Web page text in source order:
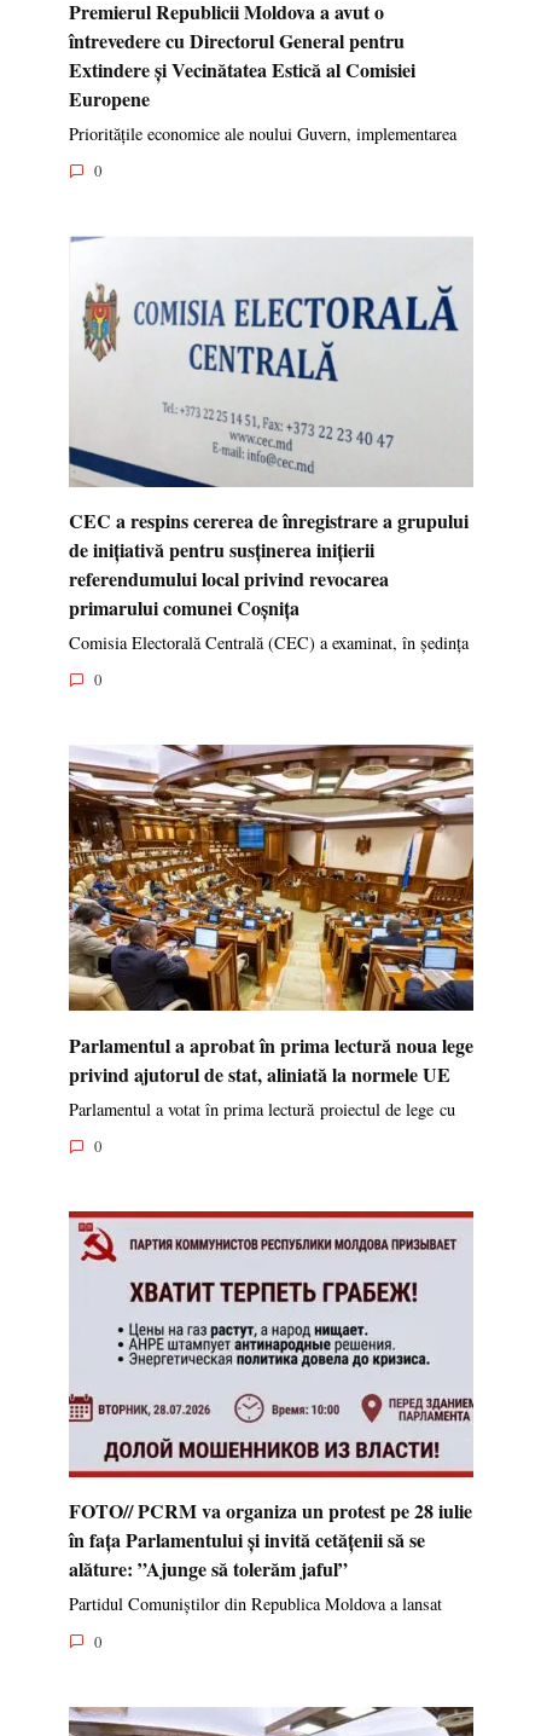
Premierul Republicii Moldova a avut o
întrevedere cu Directorul General pentru
Extindere și Vecinătatea Estică al Comisiei
Europene
Prioritățile economice ale noului Guvern, implementarea
0
CEC a respins cererea de înregistrare a grupului
de inițiativă pentru susținerea inițierii
referendumului local privind revocarea
primarului comunei Coșnița
Comisia Electorală Centrală (CEC) a examinat, în ședința
0
Parlamentul a aprobat în prima lectură noua lege
privind ajutorul de stat, aliniată la normele UE
Parlamentul a votat în prima lectură proiectul de lege cu
0
FOTO// PCRM va organiza un protest pe 28 iulie
în fața Parlamentului și invită cetățenii să se
alăture: ”Ajunge să tolerăm jaful”
Partidul Comuniștilor din Republica Moldova a lansat
0